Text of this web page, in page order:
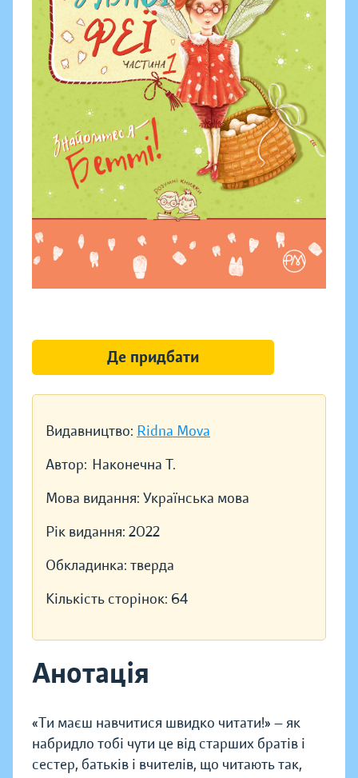
Видавництво: Ridna Mova
Автор: Наконечна Т.
Мова видання: Українська мова
Рік видання: 2022
Обкладинка: тверда
Кількість сторінок: 64
Анотація
«Ти маєш навчитися швидко читати!» — як
набридло тобі чути це від старших братів і
сестер, батьків і вчителів, що читають так,
Де придбати